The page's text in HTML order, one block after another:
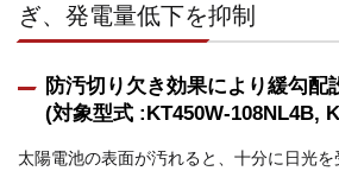
ぎ、発電量低下を抑制
防汚切り欠き効果により緩勾配
(対象型式 :KT450W-108NL4B,
太陽電池の表面が汚れると、十分に日光